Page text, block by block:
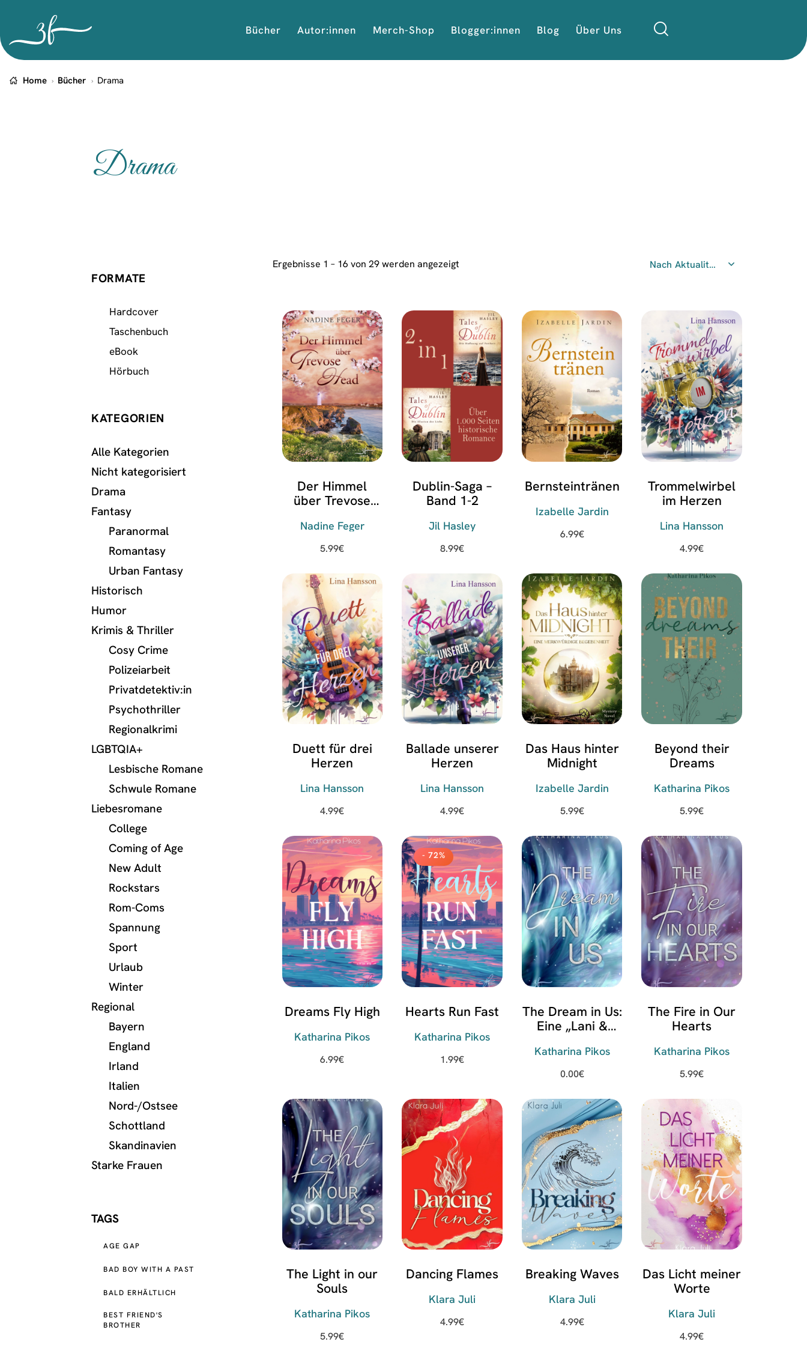
Bücher Autor:innen Merch-Shop Blogger:innen Blog Über Uns
Home Bücher Drama
Drama
Ergebnisse 1 – 16 von 29 werden angezeigt
Der Himmel
über Trevose
Nadine Feger
5.99€
Dublin-Saga –
Band 1-2
Jil Hasley
8.99€
Bernsteintränen
Izabelle Jardin
6.99€
Trommelwirbel
im Herzen
Lina Hansson
4.99€
Duett für drei
Herzen
Lina Hansson
4.99€
Ballade unserer
Herzen
Lina Hansson
4.99€
Das Haus hinter
Midnight
Izabelle Jardin
5.99€
Beyond their
Dreams
Katharina Pikos
5.99€
Dreams Fly High
Katharina Pikos
6.99€
- 72%
Hearts Run Fast
Katharina Pikos
1.99€
The Dream in Us:
Eine „Lani &
Kurzgeschichte
Katharina Pikos
0.00€
The Fire in Our
Hearts
Katharina Pikos
5.99€
The Light in our
Souls
Katharina Pikos
5.99€
Dancing Flames
Klara Juli
4.99€
Breaking Waves
Klara Juli
4.99€
Das Licht meiner
Worte
Klara Juli
4.99€
FORMATE
Hardcover
Taschenbuch
eBook
Hörbuch
KATEGORIEN
Alle Kategorien
Nicht kategorisiert
Drama
Fantasy
Paranormal
Romantasy
Urban Fantasy
Historisch
Humor
Krimis & Thriller
Cosy Crime
Polizeiarbeit
Privatdetektiv:in
Psychothriller
Regionalkrimi
LGBTQIA+
Lesbische Romane
Schwule Romane
Liebesromane
College
Coming of Age
New Adult
Rockstars
Rom-Coms
Spannung
Sport
Urlaub
Winter
Regional
Bayern
England
Irland
Italien
Nord-/Ostsee
Schottland
Skandinavien
Starke Frauen
TAGS
AGE GAP
BAD BOY WITH A PAST
BALD ERHÄLTLICH
BEST FRIEND'S
BROTHER